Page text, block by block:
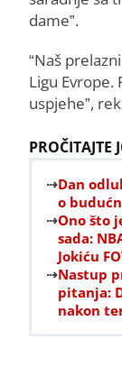
dame”.
“Naš
Ligu Evrope.
uspjehe”,
PROČITAJTE
Dan
o
Ono što
sada:
Jokiću
Nastup
pitanja:
nakon